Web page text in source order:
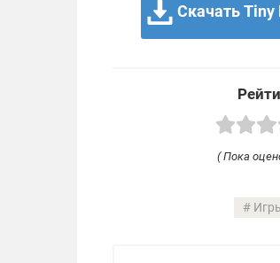
Скачать Tiny
( Пока